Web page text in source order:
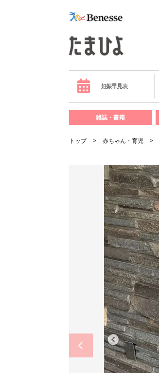
妊娠早見表
雑誌・書籍
トップ 赤ちゃん・育児